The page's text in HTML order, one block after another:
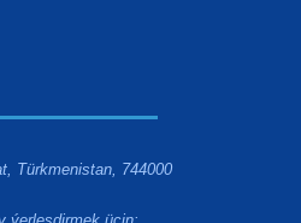
Türkmenistan, 744000